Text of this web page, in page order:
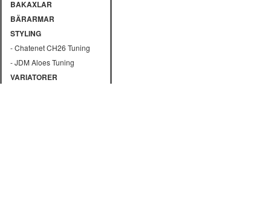
BAKAXLAR
BÄRARMAR
STYLING
- Chatenet CH26 Tuning
- JDM Aloes Tuning
VARIATORER